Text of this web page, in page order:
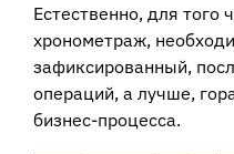
Естественно, для того
хронометраж,
зафиксированный,
операций, а лучше,
бизнес-процесса.